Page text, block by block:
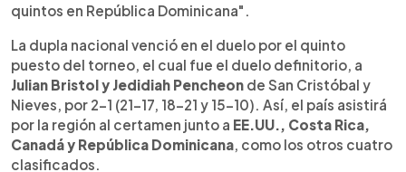
quintos en República Dominicana".
La dupla nacional venció en el duelo por el quinto
puesto del torneo, el cual fue el duelo definitorio, a
Julian Bristol y Jedidiah Pencheon de San Cristóbal y
Nieves, por 2-1 (21-17, 18-21 y 15-10). Así, el país asistirá
por la región al certamen junto a EE.UU., Costa Rica,
Canadá y República Dominicana , como los otros cuatro
clasificados.